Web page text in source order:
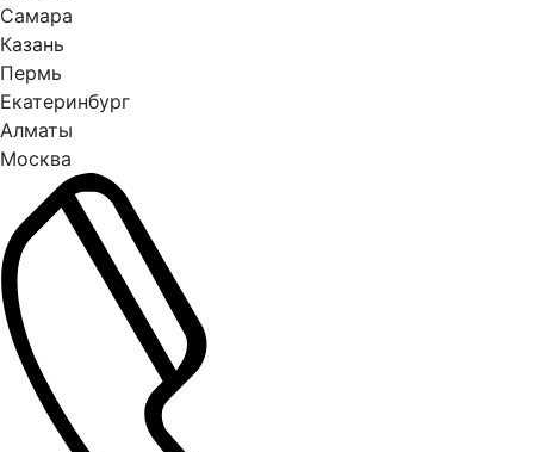
Самара
Казань
Пермь
Екатеринбург
Алматы
Москва